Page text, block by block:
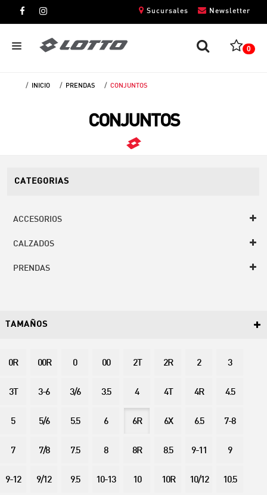
Newsletter
Sucursales
0
INICIO PRENDAS CONJUNTOS
CONJUNTOS
CATEGORIAS
ACCESORIOS
CALZADOS
PRENDAS
TAMAÑOS
0R 00R 0 00 2T 2R 2 3
3T 3-6 3/6 3.5 4 4T 4R 4.5
5 5/6 5.5 6 6R 6X 6.5 7-8
7 7/8 7.5 8 8R 8.5 9-11 9
9-12 9/12 9.5 10-13 10 10R 10/12 10.5